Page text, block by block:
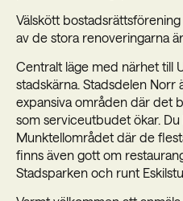
Välskött
av de stora renoveringarna
Centralt läge med närhet till
stadskärna. Stadsdelen Norr
expansiva områden där det
som serviceutbudet ökar.
Munktellområdet där de
finns även gott om
Stadsparken och runt